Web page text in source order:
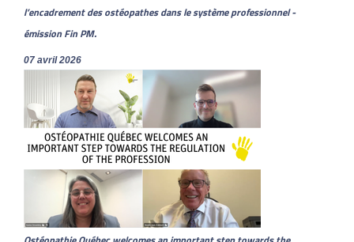
l’encadrement des ostéopathes dans le système professionnel -
émission Fin PM.
07 avril 2026